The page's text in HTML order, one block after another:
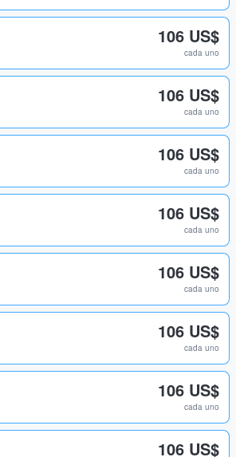
106 US$
cada uno
106 US$
cada uno
106 US$
cada uno
106 US$
cada uno
106 US$
cada uno
106 US$
cada uno
106 US$
cada uno
106 US$